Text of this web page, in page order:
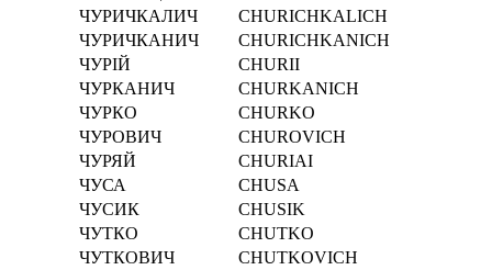
ЧУРИЧКАЛИЧ
CHURICHKALICH
ЧУРИЧКАНИЧ
CHURICHKANICH
ЧУРІЙ
CHURІI
ЧУРКАНИЧ
CHURKANICH
ЧУРКО
CHURKO
ЧУРОВИЧ
CHUROVICH
ЧУРЯЙ
CHURIAI
ЧУСА
CHUSA
ЧУСИК
CHUSIK
ЧУТКО
CHUTKO
ЧУТКОВИЧ
CHUTKOVICH